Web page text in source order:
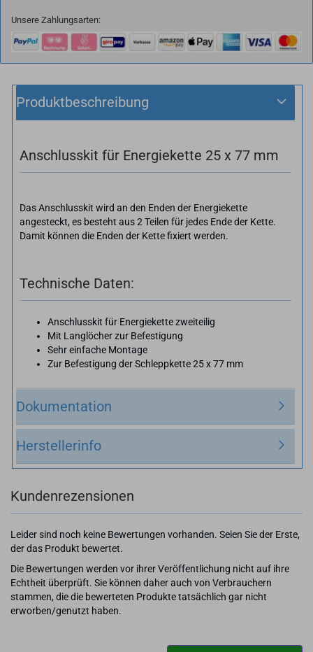
Unsere Zahlungsarten:
Produktbeschreibung
Anschlusskit für Energiekette 25 x 77 mm
Das Anschlusskit wird an den Enden der Energiekette
angesteckt, es besteht aus 2 Teilen für jedes Ende der Kette.
Damit können die Enden der Kette fixiert werden.
Technische Daten:
Anschlusskit für Energiekette zweiteilig
Mit Langlöcher zur Befestigung
Sehr einfache Montage
Zur Befestigung der Schleppkette 25 x 77 mm
Dokumentation
Herstellerinfo
Kundenrezensionen
Leider sind noch keine Bewertungen vorhanden. Seien Sie der Erste,
der das Produkt bewertet.
Die Bewertungen werden vor ihrer Veröffentlichung nicht auf ihre
Echtheit überprüft. Sie können daher auch von Verbrauchern
stammen, die die bewerteten Produkte tatsächlich gar nicht
erworben/genutzt haben.